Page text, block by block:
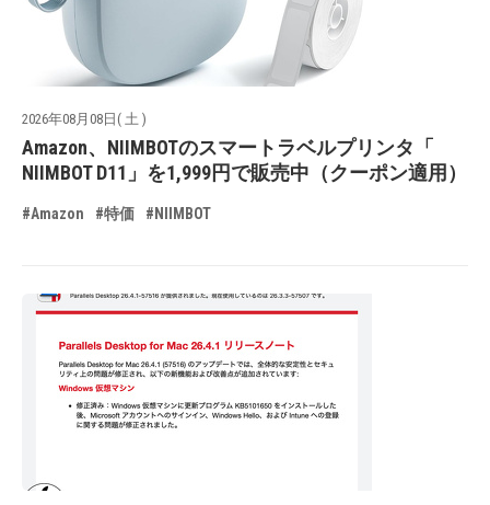
2026年08月08日( 土 )
Amazon、NIIMBOTのスマートラベルプリンタ「
NIIMBOT D11」を1,999円で販売中（クーポン適用）
#Amazon #特価 #NIIMBOT